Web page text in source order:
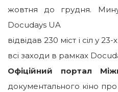
жовтня до грудня.
Docudays UA
відвідав 230 міст і сіл у
всі заходи в рамках
Офіційний портал
документального кіно